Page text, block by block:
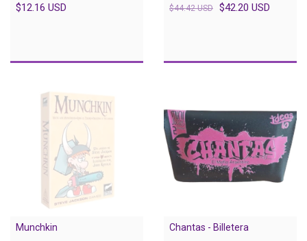
$12.16 USD $44.42 USD $42.20 USD
Munchkin Chantas - Billetera